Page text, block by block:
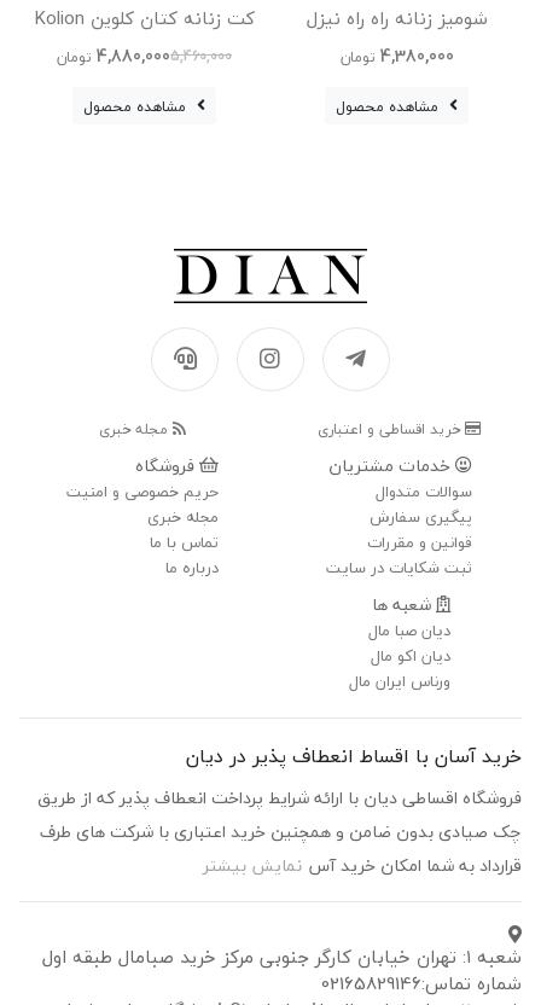
شومیز زنانه راه راه نیزل
4,380,000 تومان
مشاهده محصول
کت زنانه کتان کلوین Kolion
5,460,000
4,880,000 تومان
مشاهده محصول
خرید اقساطی و اعتباری مجله خبری
خدمات مشتریان
سوالات متدوال
پیگیری سفارش
قوانین و مقررات
ثبت شکایات در سایت
فروشگاه
حریم خصوصی و امنیت
مجله خبری
تماس با ما
درباره ما
شعبه ها
دیان صبا مال
دیان اکو مال
ورناس ایران مال
خرید آسان با اقساط انعطاف پذیر در دیان
فروشگاه اقساطی دیان با ارائه شرایط پرداخت انعطاف پذیر که از طریق
چک صیادی بدون ضامن و همچنین خرید اعتباری با شرکت های طرف
قرارداد به شما امکان خرید آس نمایش بیشتر
شعبه ۱: تهران خیابان کارگر جنوبی مرکز خرید صبامال طبقه اول
شماره تماس:02165829146